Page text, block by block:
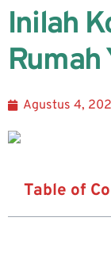
Inilah
Rumah
Agustus 4,
Table of